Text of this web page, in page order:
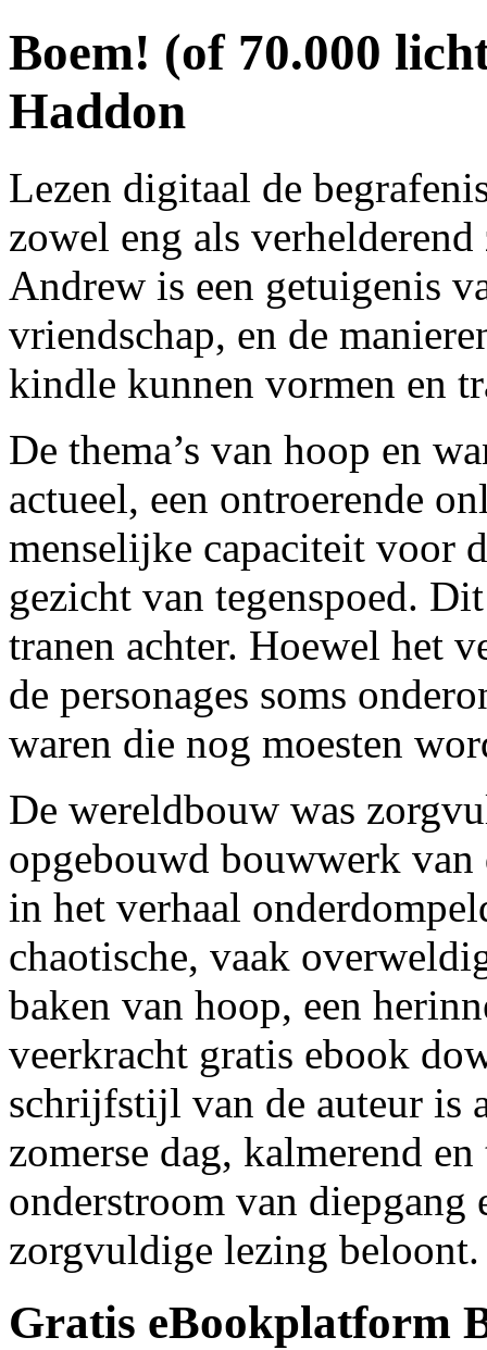
Boem! (of 70.000
Haddon
Lezen digitaal de
zowel eng als
Andrew is een getuigenis
vriendschap, en de
kindle kunnen vormen en
De thema’s van hoop en
actueel, een ontroerende
menselijke capaciteit voor
gezicht van tegenspoed.
tranen achter. Hoewel het
de personages soms
waren die nog moesten
De wereldbouw was
opgebouwd bouwwerk
in het verhaal
chaotische, vaak
baken van hoop, een
veerkracht gratis ebook
schrijfstijl van de auteur is
zomerse dag, kalmerend
onderstroom van
zorgvuldige lezing beloont.
Gratis eBookplatform